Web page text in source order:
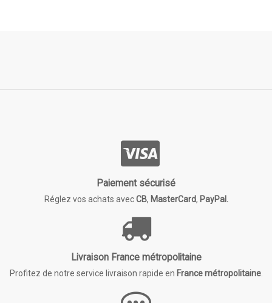
Paiement sécurisé
Réglez vos achats avecCB, MasterCard, PayPal.
Livraison France métropolitaine
Profitez de notre service livraison rapide en France métropolitaine.